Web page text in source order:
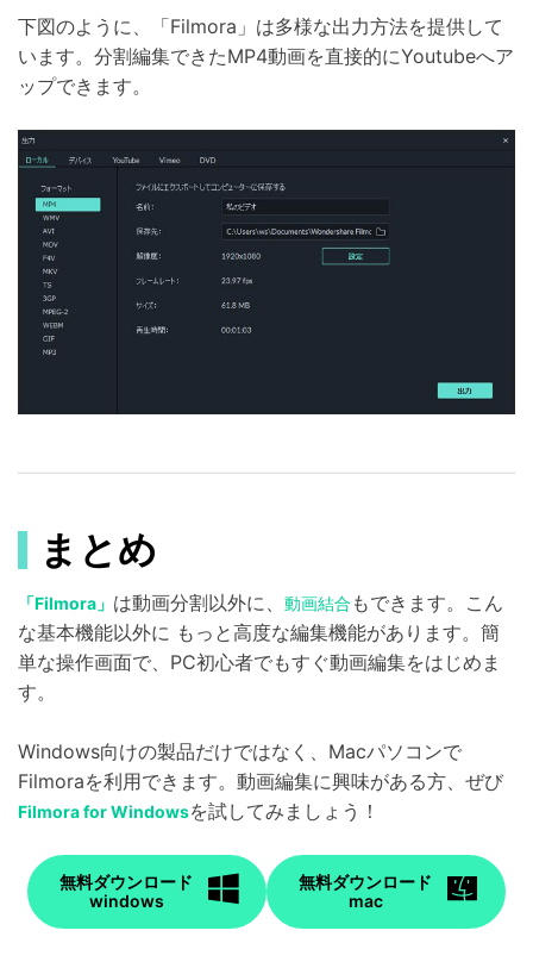
下図のように、「Filmora」は多様な出力方法を提供して
います。分割編集できたMP4動画を直接的にYoutubeへア
ップできます。
まとめ
「Filmora」 は動画分割以外に、 動画結合 もできます。こん
な基本機能以外に もっと高度な編集機能があります。簡
単な操作画面で、PC初心者でもすぐ動画編集をはじめま
す。
Windows向けの製品だけではなく、Macパソコンで
Filmoraを利用できます。動画編集に興味がある方、ぜび
Filmora for Windowsを試してみましょう！
無料ダウンロード
windows
無料ダウンロード
mac